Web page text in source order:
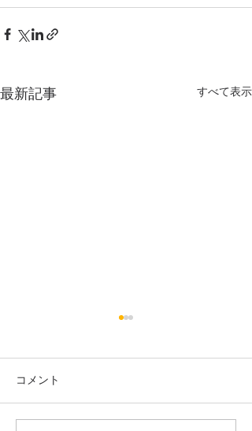
最新記事 すべて表示
今年も残り1ヶ月。 長い秋が
少しずつ冬の空気に変わって
お布団から出るのが厳しくな
コメント